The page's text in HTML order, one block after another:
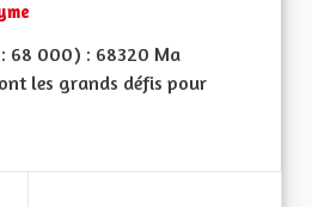
68 000) : 68320 Ma
les grands défis pour